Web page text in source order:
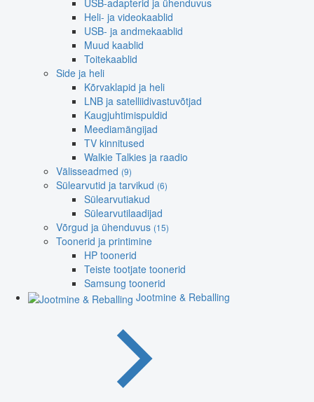
USB-adapterid ja ühenduvus
Heli- ja videokaablid
USB- ja andmekaablid
Muud kaablid
Toitekaablid
Side ja heli
Kõrvaklapid ja heli
LNB ja satelliidivastuvõtjad
Kaugjuhtimispuldid
Meediamängijad
TV kinnitused
Walkie Talkies ja raadio
Välisseadmed (9)
Sülearvutid ja tarvikud (6)
Sülearvutiakud
Sülearvutilaadijad
Võrgud ja ühenduvus (15)
Toonerid ja printimine
HP toonerid
Teiste tootjate toonerid
Samsung toonerid
Jootmine & Reballing